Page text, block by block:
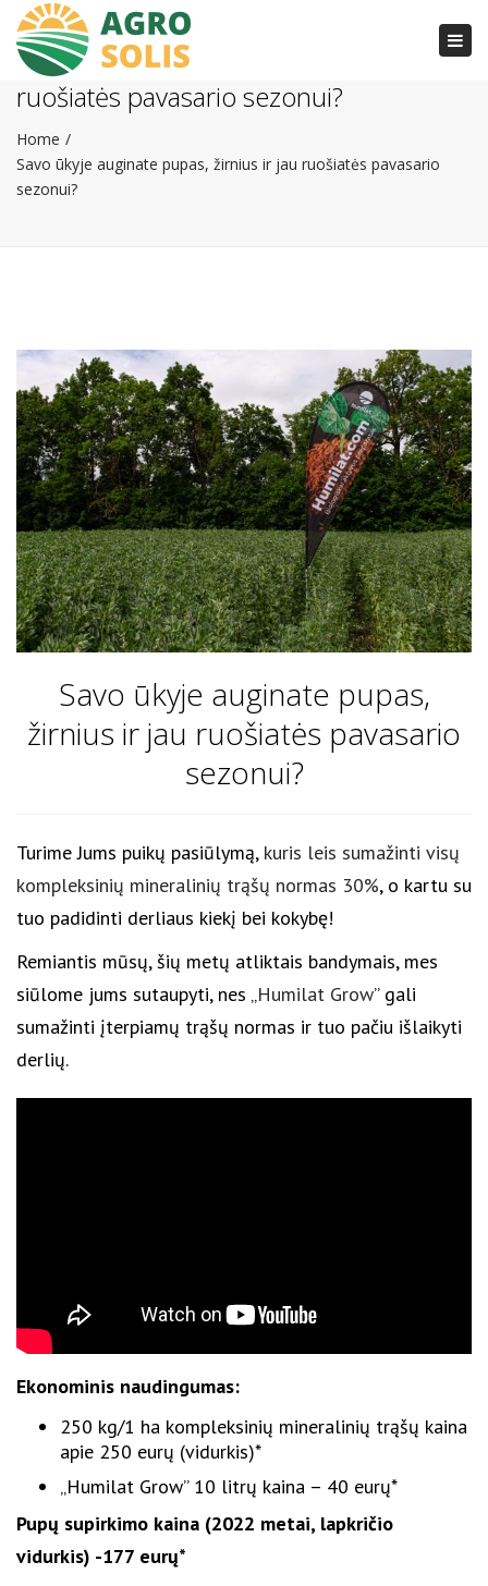
Savo ūkyje auginate pupas, žirnius ir jau
ruošiatės pavasario sezonui?
Home
Savo ūkyje auginate pupas, žirnius ir jau ruošiatės pavasario
sezonui?
Savo ūkyje auginate pupas,
žirnius ir jau ruošiatės pavasario
sezonui?
Turime Jums puikų pasiūlymą, kuris leis sumažinti visų
kompleksinių mineralinių trąšų normas 30%, o kartu su
tuo padidinti derliaus kiekį bei kokybę!
Remiantis mūsų, šių metų atliktais bandymais, mes
siūlome jums sutaupyti, nes „Humilat Grow” gali
sumažinti įterpiamų trąšų normas ir tuo pačiu išlaikyti
derlių.
Ekonominis naudingumas:
250 kg/1 ha kompleksinių mineralinių trąšų kaina
apie 250 eurų (vidurkis)*
„Humilat Grow” 10 litrų kaina – 40 eurų*
Pupų supirkimo kaina (2022 metai, lapkričio
vidurkis) -177 eurų*